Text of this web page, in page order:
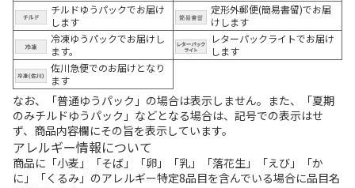
チルドゆうパックでお届け
します
定形外郵便(簡易書留)でお届
けします
冷凍ゆうパックでお届けし
ます。
レターパックライトでお届け
します
佐川急便でのお届けとなり
ます
なお、「普通ゆうパック」の場合は表示しません。また、「夏期
のみチルドゆうパック」などとなる場合は、記号での表示はせ
ず、商品内容欄にその旨を表示しています。
アレルギー情報について
商品に「小麦」「そば」「卵」「乳」「落花生」「えび」「か
に」「くるみ」のアレルギー特定8品目を含んでいる場合に品目名